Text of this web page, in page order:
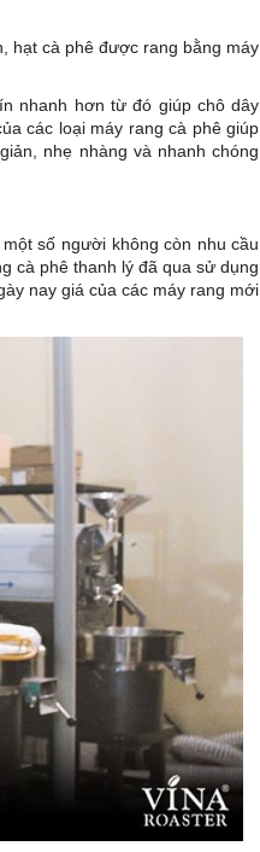
hạt cà phê được rang bằng máy
nhanh hơn từ đó giúp chô dây
các loại máy rang cà phê giúp
nhẹ nhàng và nhanh chóng
số người không còn nhu cầu
cà phê thanh lý đã qua sử dụng
nay giá của các máy rang mới